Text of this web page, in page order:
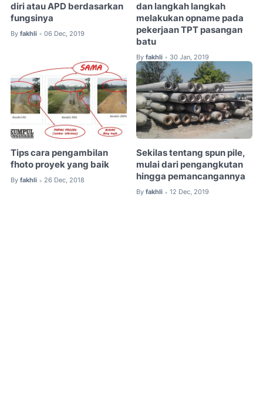
diri atau APD berdasarkan
fungsinya
By fakhli • 06 Dec, 2019
dan langkah langkah
melakukan opname pada
pekerjaan TPT pasangan
batu
By fakhli • 30 Jan, 2019
Tips cara pengambilan
fhoto proyek yang baik
By fakhli • 26 Dec, 2018
Sekilas tentang spun pile,
mulai dari pengangkutan
hingga pemancangannya
By fakhli • 12 Dec, 2019